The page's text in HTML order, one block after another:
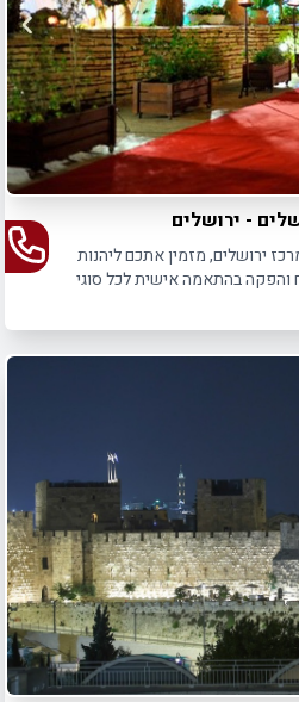
- ירושלים
ירושלים, מזמין אתכם ליהנות
והפקה בהתאמה אישית לכל סוגי